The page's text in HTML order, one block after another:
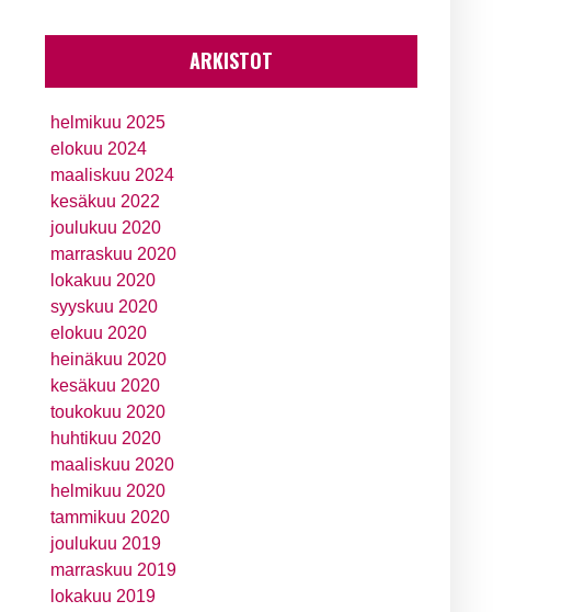
ARKISTOT
helmikuu 2025
elokuu 2024
maaliskuu 2024
kesäkuu 2022
joulukuu 2020
marraskuu 2020
lokakuu 2020
syyskuu 2020
elokuu 2020
heinäkuu 2020
kesäkuu 2020
toukokuu 2020
huhtikuu 2020
maaliskuu 2020
helmikuu 2020
tammikuu 2020
joulukuu 2019
marraskuu 2019
lokakuu 2019